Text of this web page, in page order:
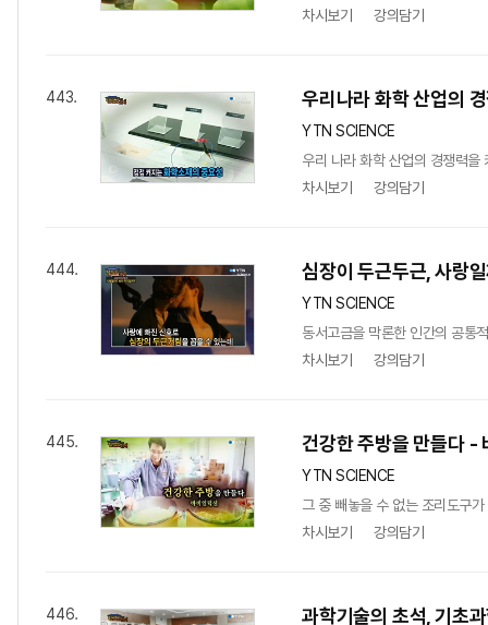
차시보기
강의담기
443. 우리나라 화학 산업의
YTN SCIENCE
우리 나라 화학 산업의 경쟁력을
차시보기
강의담기
444. 심장이 두근두근, 사랑
YTN SCIENCE
동서고금을 막론한 인간의 공통
차시보기
강의담기
445. 건강한 주방을 만들다 -
YTN SCIENCE
그 중 빼놓을 수 없는 조리도구
차시보기
강의담기
446. 과학기술의 초석, 기초